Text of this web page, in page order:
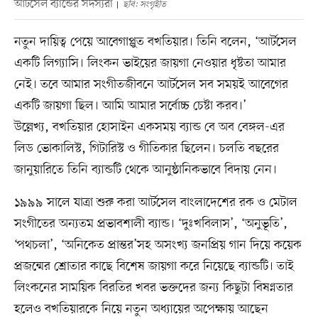
আর্টসেল ব্যান্ডের সদস্যরা ছবি: সংগৃহীত
নতুন দায়িত্ব পেয়ে আবেগাপ্লুত বখতিয়ার। তিনি বলেন, ‘আর্টসেল
একটি লিগ্যাসি। লিংকন ভাইয়ের জায়গা নেওয়ার ধৃষ্টতা আমার
নেই। তবে আমার সংগীতজীবনে আর্টসেল সব সময়ই আবেগের
একটি জায়গা ছিল। আমি আমার সর্বোচ্চ চেষ্টা করব।’
উল্লেখ্য, বখতিয়ার হোসাইন একসময় ব্যান্ড বে অব বেঙ্গল-এর
লিড ভোকালিস্ট, গিটারিস্ট ও গীতিকার ছিলেন। চলতি বছরের
জানুয়ারিতে তিনি ব্যান্ডটি থেকে আনুষ্ঠানিকভাবে বিদায় নেন।
১৯৯৯ সালে যাত্রা শুরু করা আর্টসেল বাংলাদেশের রক ও মেটাল
সংগীতের অন্যতম প্রভাবশালী ব্যান্ড। ‘দুঃখবিলাস’, ‘অনুভূতি’,
‘পথচলা’, ‘অনিকেত প্রান্তর’সহ অসংখ্য জনপ্রিয় গান দিয়ে কয়েক
প্রজন্মের শ্রোতার কাছে বিশেষ জায়গা করে নিয়েছে ব্যান্ডটি। তাই
লিংকনের সাময়িক বিরতির খবর ভক্তদের জন্য কিছুটা বিষণ্নতার
হলেও বখতিয়ারকে নিয়ে নতুন অধ্যায়ের অপেক্ষায় আছেন